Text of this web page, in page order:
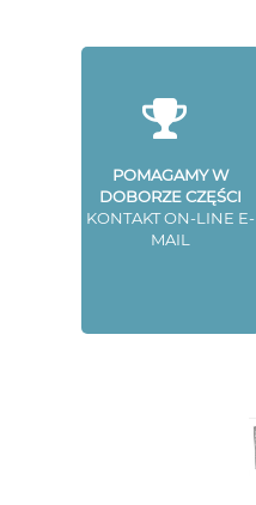
POMAGAMY W
DOBORZE CZĘŚCI
KONTAKT ON-LINE E-
MAIL